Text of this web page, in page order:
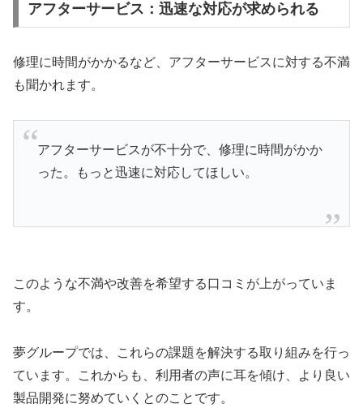
アフターサービス：迅速な対応が求められる
修理に時間がかかるなど、アフターサービスに対する不満
も聞かれます。
アフターサービスが不十分で、修理に時間がかか
った。もっと迅速に対応してほしい。
このような不満や改善を希望する口コミが上がっていま
す。
夢グループでは、これらの課題を解決する取り組みを行っ
ています。これからも、利用者の声に耳を傾け、より良い
製品開発に努めていくとのことです。